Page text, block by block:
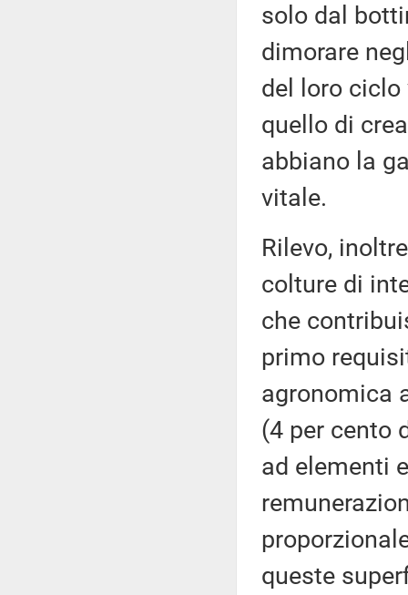
solo dal
dimorare
del loro ciclo
quello di
abbiano la
vitale.
Rilevo,
colture di
che
primo
agronomica
(4 per cento
ad elementi
queste